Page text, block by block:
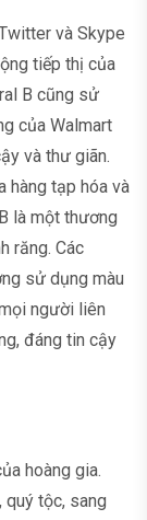
và Skype
tiếp thị của
B cũng sử
của Walmart
và thư giãn.
hàng tạp hóa và
là một thương
răng. Các
sử dụng màu
người liên
đáng tin cậy
hoàng gia.
quý tộc, sang